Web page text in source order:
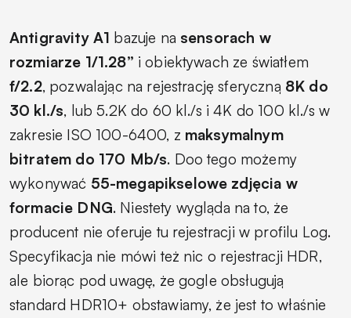
Antigravity A1 bazuje na sensorach w
rozmiarze 1/1.28” i obiektywach ze światłem
f/2.2, pozwalając na rejestrację sferyczną 8K do
30 kl./s, lub 5.2K do 60 kl./s i 4K do 100 kl./s w
zakresie ISO 100-6400, z maksymalnym
bitratem do 170 Mb/s. Doo tego możemy
wykonywać 55-megapikselowe zdjęcia w
formacie DNG. Niestety wygląda na to, że
producent nie oferuje tu rejestracji w profilu Log.
Specyfikacja nie mówi też nic o rejestracji HDR,
ale biorąc pod uwagę, że gogle obsługują
standard HDR10+ obstawiamy, że jest to właśnie